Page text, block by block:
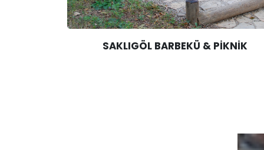
SAKLIGÖL BARBEKÜ & PİKNİK